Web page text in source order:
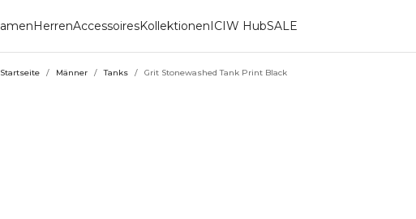
HerrenAccessoiresKollektionenICIW HubSALE
Startseite / Männer / Tanks / Grit Stonewashed Tank Print Black